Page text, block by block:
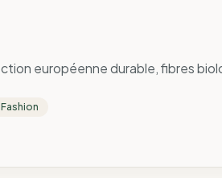
européenne durable, fibres